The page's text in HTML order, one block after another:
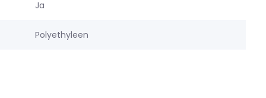
Ja
Polyethyleen